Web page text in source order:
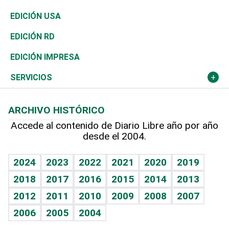
Reportajes
África
Ocenanía
Caribe
Resto del mundo
Vivienda
Telecom.
Global y variable
Economía personal
Buena Vida
Sociales
Novedades
Podcast Arte Libre
Hablando con el pediatra
Vida y familia
Eñe
Celebrando la vida
Sin complejos
Ciclismo
Tenis
Olimpismo
Más deportes
Línea de hit
TBT Deportivo
En Directo
El Espía
Noticiero Poteleche
Columnistas
Más firmas
Tecnología
Historia
Martes de tecnología
Cambio climático
Economía
Revista
Deportes
Opinión
Hecho en casa
Guía del dinero
EDICIÓN USA
EDICIÓN RD
EDICIÓN IMPRESA
SERVICIOS
Cumpleaños
Horóscopos
Crucigramas
ARCHIVO HISTÓRICO
Accede al contenido de Diario Libre año por año
desde el 2004.
2024 2023 2022 2021 2020
2019
2018
2017 2016 2015 2014
2013
2012
2011 2010 2009 2008
2007
2006
2005 2004